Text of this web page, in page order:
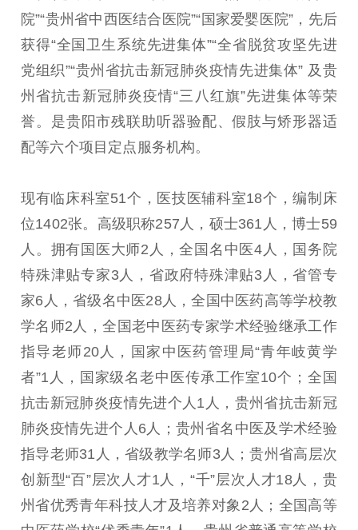
院”“贵州省中西医结合医院”“国家爱婴医院”，先后
获得“全国卫生系统先进集体”“全省脱贫攻坚先进
党组织”“贵州省抗击新冠肺炎疫情先进集体” 及贵
州省抗击新冠肺炎疫情“三八红旗”先进集体等荣
誉。是贵阳市残联助听器验配、假肢与矫形器适
配等六个项目定点服务机构。
现有临床科室51个，医技医辅科室18个，编制床
位1402张。高级职称257人，硕士361人，博士59
人。拥有国医大师2人，全国名中医4人，国务院
特殊津贴专家3人，省政府特殊津贴3人，省管专
家6人，省级名中医28人，全国中医药高等学校教
学名师2人，全国老中医药专家学术经验继承工作
指导老师20人，国家中医药管理局“青年岐黄学
者”1人，国家级名老中医传承工作室10个；全国
抗击新冠肺炎疫情先进个人1人，贵州省抗击新冠
肺炎疫情先进个人6人；贵州省名中医及学术经验
指导老师31人，省级教学名师3人；贵州省高层次
创新型“百”层次人才1人，“千”层次人才18人，贵
州省优秀青年科技人才及培养对象2人；全国高等